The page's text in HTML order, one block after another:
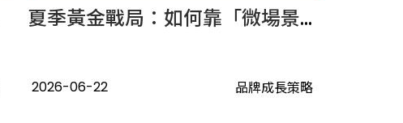
夏季黃金戰局：如何靠「微場景行銷」滲透消費者的日常？
2026-06-22 品牌成長策略